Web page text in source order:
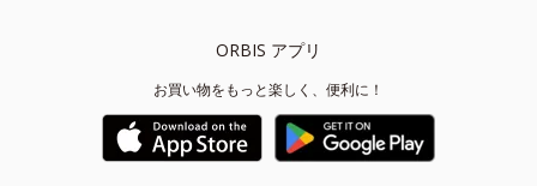
ORBIS アプリ
お買い物をもっと楽しく、便利に！